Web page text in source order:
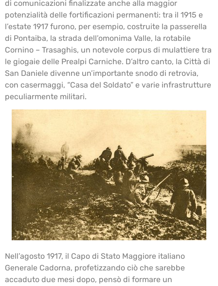
di comunicazioni finalizzate anche alla maggior
potenzialità delle fortificazioni permanenti: tra il 1915 e
l’estate 1917 furono, per esempio, costruite la passerella
di Pontaiba, la strada dell’omonima Valle, la rotabile
Cornino – Trasaghis, un notevole corpus di mulattiere tra
le giogaie delle Prealpi Carniche. D’altro canto, la Città di
San Daniele divenne un’importante snodo di retrovia,
con casermaggi, “Casa del Soldato” e varie infrastrutture
peculiarmente militari.
Nell’agosto 1917, il Capo di Stato Maggiore italiano
Generale Cadorna, profetizzando ciò che sarebbe
accaduto due mesi dopo, pensò di formare un